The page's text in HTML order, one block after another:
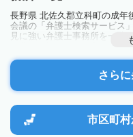
長野県 北佐久郡立科町の成年
会議の「弁護士検索サービス
見に強い弁護士事務所を一覧
お悩みを抱えている方は一度
さら
市区町村